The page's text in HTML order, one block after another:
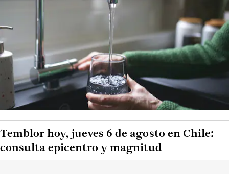
Temblor hoy, jueves 6 de agosto en Chile:
consulta epicentro y magnitud